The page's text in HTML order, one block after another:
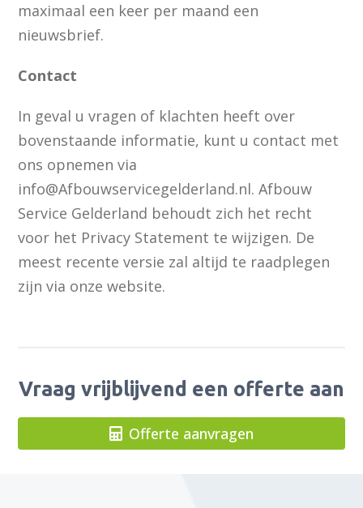
maximaal een keer per maand een
nieuwsbrief.
Contact
In geval u vragen of klachten heeft over
bovenstaande informatie, kunt u contact met
ons opnemen via
info@Afbouwservicegelderland.nl. Afbouw
Service Gelderland behoudt zich het recht
voor het Privacy Statement te wijzigen. De
meest recente versie zal altijd te raadplegen
zijn via onze website.
Vraag vrijblijvend een offerte aan
Offerte aanvragen